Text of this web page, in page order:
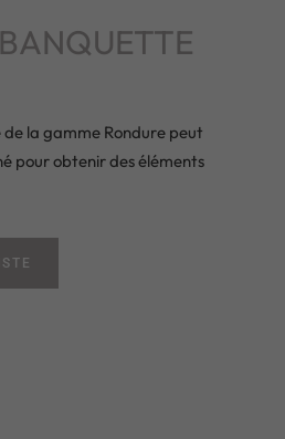
la gamme Rondure peut
pour obtenir des éléments